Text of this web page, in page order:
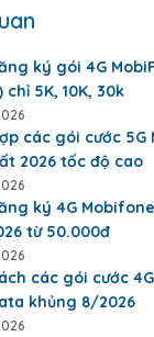
ký gói 4G
chỉ 5K, 10K, 30k
các gói cước
2026 tốc độ cao
ký 4G
từ 50.000đ
các gói cước
khủng 8/2026